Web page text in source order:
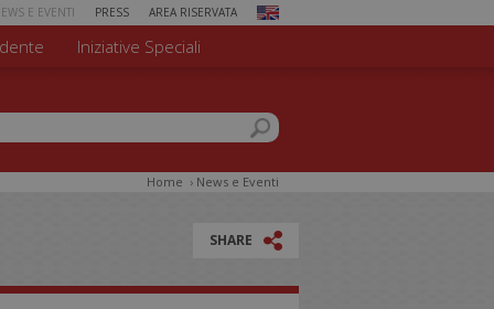
E EVENTI PRESS AREA RISERVATA
di ricerca
sito
Iniziative Speciali
Home › News e Eventi
SHARE